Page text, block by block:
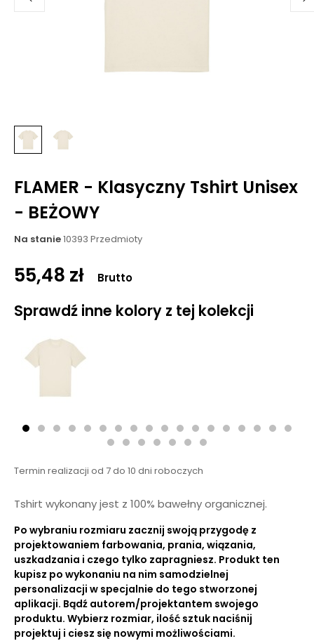
FLAMER - Klasyczny Tshirt Unisex
- BEŻOWY
Na stanie10393 Przedmioty
55,48 zł Brutto
Sprawdź inne kolory z tej kolekcji
Termin realizacji od 7 do 10 dni roboczych
Tshirt wykonany jest z 100% bawełny organicznej.
Po wybraniu rozmiaru zacznij swoją przygodę z
projektowaniem farbowania, prania, wiązania,
uszkadzania i czego tylko zapragniesz. Produkt ten
kupisz po wykonaniu na nim samodzielnej
personalizacji w specjalnie do tego stworzonej
aplikacji. Bądź autorem/projektantem swojego
produktu. Wybierz rozmiar, ilość sztuk naciśnij
projektuj i ciesz się nowymi możliwościami.